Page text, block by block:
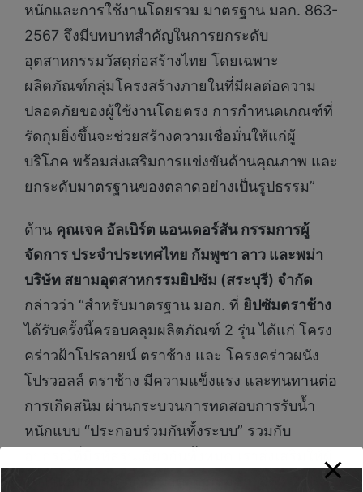
หนักและการใช้งานโดยรวม มาตรฐาน มอก. 863-
2567 จึงมีบทบาทสำคัญในการยกระดับ
อุตสาหกรรมวัสดุก่อสร้างไทย โดยเฉพาะ
ผลิตภัณฑ์กลุ่มโครงสร้างภายในที่มีผลต่อความ
ปลอดภัยของผู้ใช้งานโดยตรง การกำหนดเกณฑ์ที่
รัดกุมยิ่งขึ้นจะช่วยสร้างความเชื่อมั่นให้แก่ผู้
บริโภค พร้อมส่งเสริมการแข่งขันด้านคุณภาพ และ
ยกระดับมาตรฐานของตลาดอย่างเป็นรูปธรรม”
ด้าน คุณเจค อัลเบิร์ต แอนเดอร์สัน กรรมการผู้
จัดการ ประจำประเทศไทย กัมพูชา ลาว และพม่า
บริษัท สยามอุตสาหกรรมยิปซัม (สระบุรี) จำกัด
กล่าวว่า “สำหรับมาตรฐาน มอก. ที่ ยิปซัมตราช้าง
ได้รับครั้งนี้ครอบคลุมผลิตภัณฑ์ 2 รุ่น ได้แก่ โครง
คร่าวฝ้าโปรลายน์ ตราช้าง และ โครงคร่าวผนัง
โปรวอลล์ ตราช้าง มีความแข็งแรง และทนทานต่อ
การเกิดสนิม ผ่านกระบวนการทดสอบการรับน้ำ
หนักแบบ “ประกอบร่วมกันทั้งระบบ” รวมกับ
ใช้งานอาคารเลือกใช้มาตรฐาน มอก. 863-2567